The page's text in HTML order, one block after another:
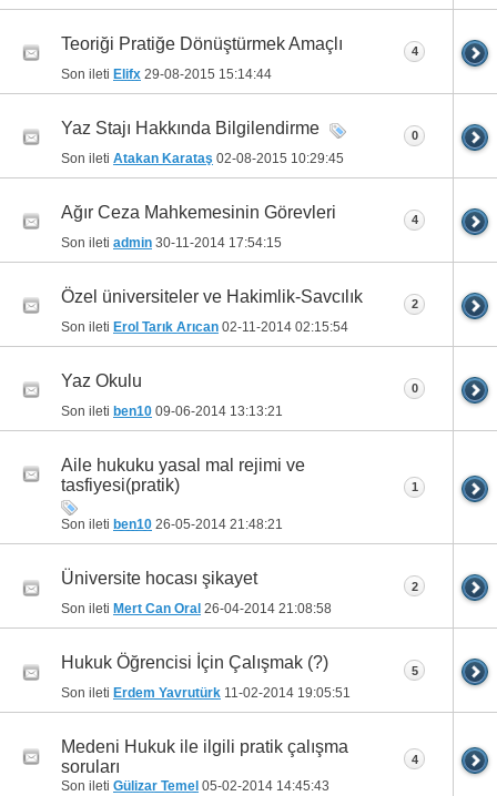
Teoriği Pratiğe Dönüştürmek Amaçlı
Son ileti Elifx 29-08-2015 15:14:44
4
Yaz Stajı Hakkında Bilgilendirme
Son ileti Atakan Karataş 02-08-2015 10:29:45
0
Ağır Ceza Mahkemesinin Görevleri
Son ileti admin 30-11-2014 17:54:15
4
Özel üniversiteler ve Hakimlik-Savcılık
Son ileti Erol Tarık Arıcan 02-11-2014 02:15:54
2
Yaz Okulu
Son ileti ben10 09-06-2014 13:13:21
0
Aile hukuku yasal mal rejimi ve
tasfiyesi(pratik)
Son ileti ben10 26-05-2014 21:48:21
1
Üniversite hocası şikayet
Son ileti Mert Can Oral 26-04-2014 21:08:58
2
Hukuk Öğrencisi İçin Çalışmak (?)
Son ileti Erdem Yavrutürk 11-02-2014 19:05:51
5
Medeni Hukuk ile ilgili pratik çalışma
soruları
Son ileti Gülizar Temel 05-02-2014 14:45:43
4